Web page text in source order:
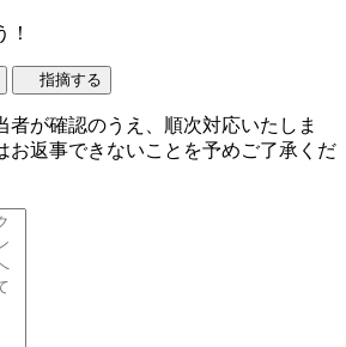
！
指摘する
者が確認のうえ、順次対応いたしま
お返事できないことを予めご了承くだ